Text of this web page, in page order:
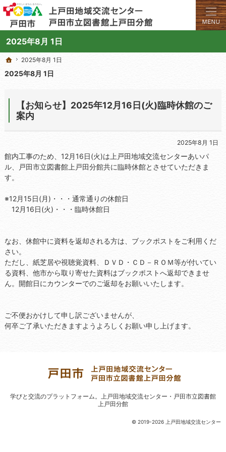
2025年8月 1日
学びと交流のプラットフォーム。地域の講座や施設をご案内しています。
上戸田地域交流センターや戸田市立図書館上戸田分館の総合案内サイト
ホーム
2025年8月 1日
2025年8月 1日
【お知らせ】2025年12月16日(火)臨時休館のご
案内
2025年8月 1日
館内工事のため、12月16日(火)は上戸田地域交流センターあいパ
ル、戸田市立図書館上戸田分館共に臨時休館とさせていただきま
す。
※12月15日(月)・・・通常通りの休館日
12月16日(火)・・・臨時休館日
なお、休館中に資料を返却される方は、ブックポストをご利用くだ
さい。
ただし、紙芝居や視聴覚資料、ＤＶＤ・ＣＤ－ＲＯＭ等が付いてい
る資料、他市から取り寄せた資料はブックポストへ返却できませ
ん。開館日にカウンターでのご返却をお願いいたします。
ご不便おかけして申し訳ございませんが、
何卒ご了承いただきますようよろしくお願い申し上げます。
ホーム
2025年8月 1日
© 2019-2026 上戸田地域交流センター
学びと交流のプラットフォーム。
上戸田地域交流センター・戸田市立図書館
上戸田分館